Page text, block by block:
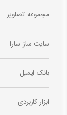
مجموعه تصاویر
سایت ساز سارا
بانک ایمیل
ابزار کاربردی